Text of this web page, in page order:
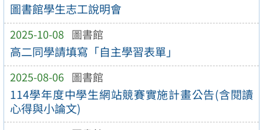
圖書館學生志工說明會
2025-10-08 圖書館
高二同學請填寫「自主學習表單」
2025-08-06 圖書館
114學年度中學生網站競賽實施計畫公告(含閱讀
心得與小論文)